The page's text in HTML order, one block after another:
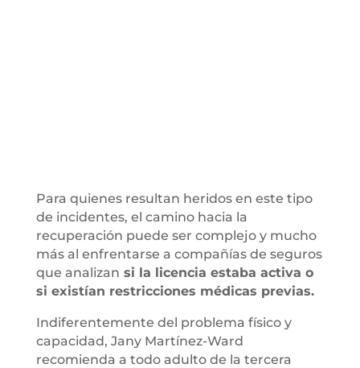
Para quienes resultan heridos en este tipo
de incidentes, el camino hacia la
recuperación puede ser complejo y mucho
más al enfrentarse a compañías de seguros
que analizan si la licencia estaba activa o
si existían restricciones médicas previas.
Indiferentemente del problema físico y
capacidad, Jany Martínez-Ward
recomienda a todo adulto de la tercera